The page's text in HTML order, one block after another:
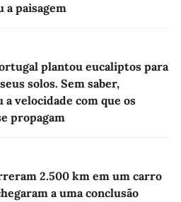
a paisagem
plantou eucaliptos para
solos. Sem saber,
velocidade com que os
propagam
2.500 km em um carro
a uma conclusão